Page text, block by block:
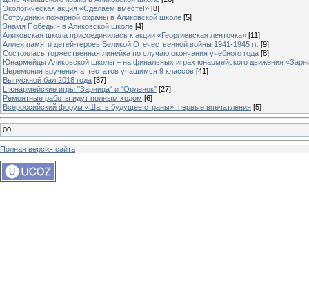
Экологическая акция «Сделаем вместе!» [8]
Сотрудники пожарной охраны в Аликовской школе [5]
Знамя Победы - в Аликовской школе [4]
Аликовская школа присоединилась к акции «Георгиевская ленточка» [11]
Аллея памяти детей-героев Великой Отечественной войны 1941-1945 гг. [9]
Cостоялась торжественная линейка по случаю окончания учебного года [8]
Юнармейцы Аликовской школы – на финальных играх юнармейского движения
Церемония вручения аттестатов учащимся 9 классов [41]
Выпускной бал 2018 года [37]
L юнармейские игры "Зарница" и "Орленок" [27]
Ремонтные работы идут полным ходом [6]
Всероссийский форум «Шаг в будущее страны»: первые впечатления [5]
00
Полная версия сайта